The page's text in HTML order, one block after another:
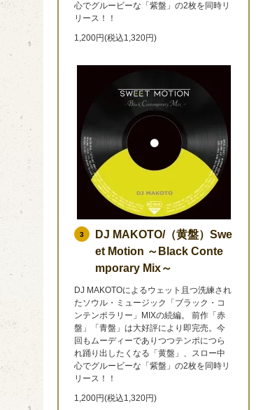
心でグルービーな「紫盤」の2枚を同時リ
リース！！
1,200円(税込1,320円)
3
DJ MAKOTO/（黄盤）Swe
et Motion ～Black Conte
mporary Mix～
DJ MAKOTOによるウェット且つ洗練され
たソウル・ミュージック「ブラック・コ
ンテンポラリー」MIXの続編。 前作「赤
盤」「青盤」は大好評により即完売。今
回もムーディーでありつつテンポにつら
れ踊り出したくなる「黄盤」、スロー中
心でグルービーな「紫盤」の2枚を同時リ
リース！！
1,200円(税込1,320円)